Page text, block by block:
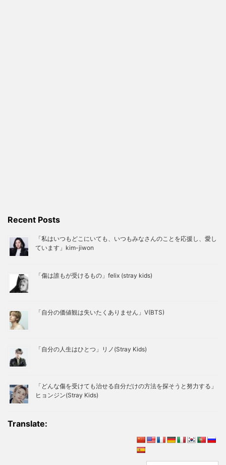
Recent Posts
「私はいつもどこにいても、いつもみなさんのことを応援し、愛し
ています」kim-jiwon
「傷は誰もが受けるもの」felix (stray kids)
「自分の価値観は失いたくありません」V(BTS)
「自分の人生はひとつ」リノ(Stray Kids)
「どんな傷を受けても治せる自分だけの方法を探そうと努力する」
ヒョンジン(Stray Kids)
Translate: